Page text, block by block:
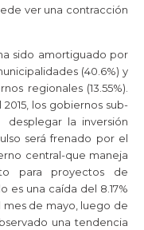
ver una contracción
sido amortiguado por
(40.6%) y
regionales (13.55%).
los gobiernos sub-
la inversión
será frenado por el
central-que maneja
para proyectos de
es una caída del 8.17%
mes de mayo, luego de
una tendencia